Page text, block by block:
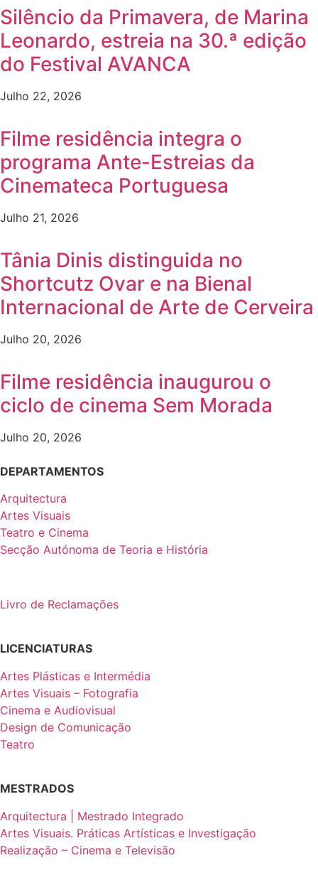
Silêncio da Primavera, de Marina
Leonardo, estreia na 30.ª edição
do Festival AVANCA
Julho 22, 2026
Filme residência integra o
programa Ante-Estreias da
Cinemateca Portuguesa
Julho 21, 2026
Tânia Dinis distinguida no
Shortcutz Ovar e na Bienal
Internacional de Arte de Cerveira
Julho 20, 2026
Filme residência inaugurou o
ciclo de cinema Sem Morada
Julho 20, 2026
DEPARTAMENTOS
Arquitectura
Artes Visuais
Teatro e Cinema
Secção Autónoma de Teoria e História
Livro de Reclamações
LICENCIATURAS
Artes Plásticas e Intermédia
Artes Visuais – Fotografia
Cinema e Audiovisual
Design de Comunicação
Teatro
MESTRADOS
Arquitectura | Mestrado Integrado
Artes Visuais. Práticas Artísticas e Investigação
Realização – Cinema e Televisão